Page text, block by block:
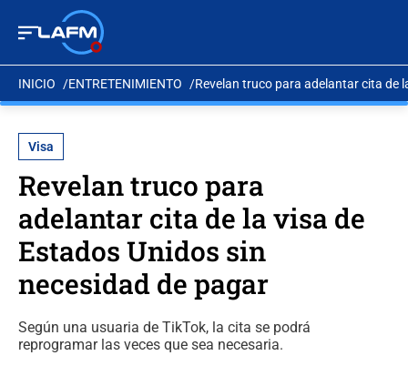
INICIO ENTRETENIMIENTO Revelan truco para adelantar cita de
Visa
Revelan truco para
adelantar cita de la visa de
Estados Unidos sin
necesidad de pagar
Según una usuaria de TikTok, la cita se podrá
reprogramar las veces que sea necesaria.